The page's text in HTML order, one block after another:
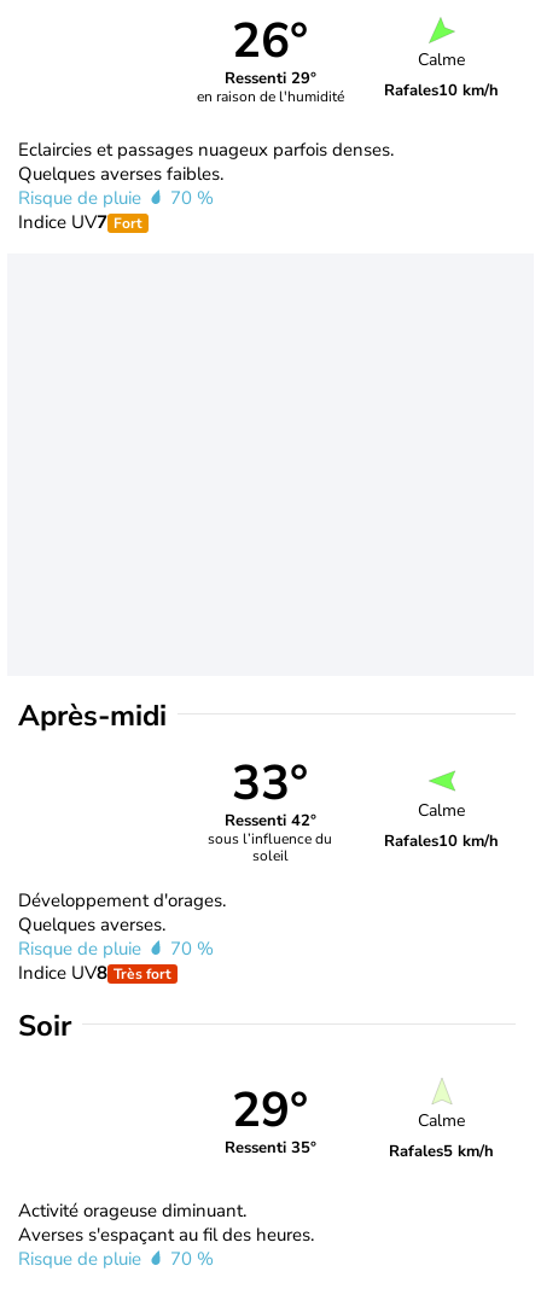
26°
Ressenti 29°
en raison de l'humidité
Calme
Rafales10 km/h
Eclaircies et passages nuageux parfois denses.
Quelques averses faibles.
Risque de pluie
70 %
Indice UV7 Fort
Après-midi
33°
Ressenti 42°
sous l’influence du
soleil
Calme
Rafales10 km/h
Développement d'orages.
Quelques averses.
Risque de pluie
70 %
Indice UV8 Très fort
Soir
29°
Ressenti 35°
Calme
Rafales5 km/h
Activité orageuse diminuant.
Averses s'espaçant au fil des heures.
Risque de pluie
70 %